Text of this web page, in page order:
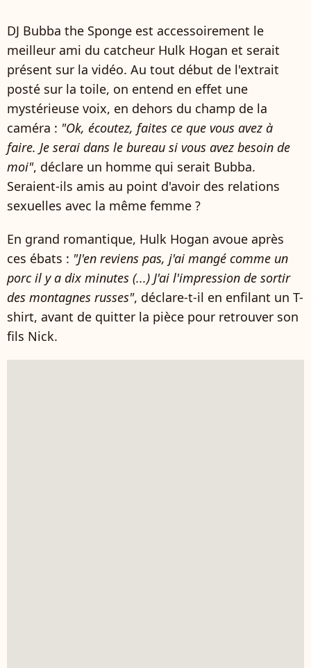
DJ Bubba the Sponge est accessoirement le
meilleur ami du catcheur Hulk Hogan et serait
présent sur la vidéo. Au tout début de l'extrait
posté sur la toile, on entend en effet une
mystérieuse voix, en dehors du champ de la
caméra : "Ok, écoutez, faites ce que vous avez à
faire. Je serai dans le bureau si vous avez besoin de
moi", déclare un homme qui serait Bubba.
Seraient-ils amis au point d'avoir des relations
sexuelles avec la même femme ?
En grand romantique, Hulk Hogan avoue après
ces ébats : "J'en reviens pas, j'ai mangé comme un
porc il y a dix minutes (...) J'ai l'impression de sortir
des montagnes russes", déclare-t-il en enfilant un T-
shirt, avant de quitter la pièce pour retrouver son
fils Nick.